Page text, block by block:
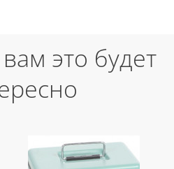
это будет